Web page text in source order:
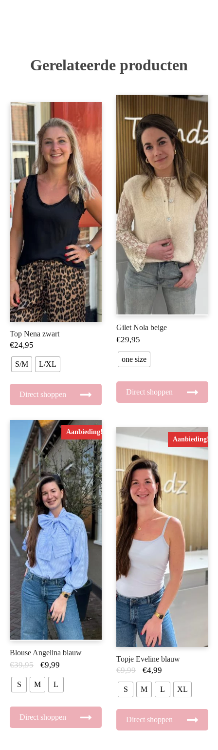
Gerelateerde producten
Top Nena zwart
€24,95
S/M L/XL
Direct shoppen
Gilet Nola beige
€29,95
one size
Direct shoppen
Aanbieding!
Blouse Angelina blauw
€39,95 €9,99
S M L
Direct shoppen
Aanbieding!
Topje Eveline blauw
€9,99 €4,99
S M L XL
Direct shoppen